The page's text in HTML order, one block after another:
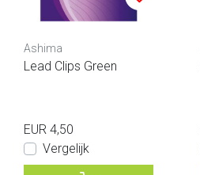
Ashima
Lead Clips Green
EUR 4,50
Vergelijk